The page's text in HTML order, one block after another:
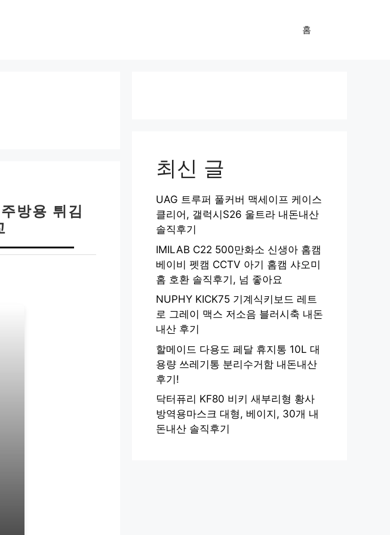
홈
방용 튀김
최신 글
UAG 트루퍼 풀커버 맥세이프 케이스
클리어, 갤럭시S26 울트라 내돈내산
솔직후기
IMILAB C22 500만화소 신생아 홈캠
베이비 펫캠 CCTV 아기 홈캠 샤오미
홈 호환 솔직후기, 넘 좋아요
NUPHY KICK75 기계식키보드 레트
로 그레이 맥스 저소음 블러시축 내돈
내산 후기
할메이드 다용도 페달 휴지통 10L 대
용량 쓰레기통 분리수거함 내돈내산
후기!
닥터퓨리 KF80 비키 새부리형 황사
방역용마스크 대형, 베이지, 30개 내
돈내산 솔직후기